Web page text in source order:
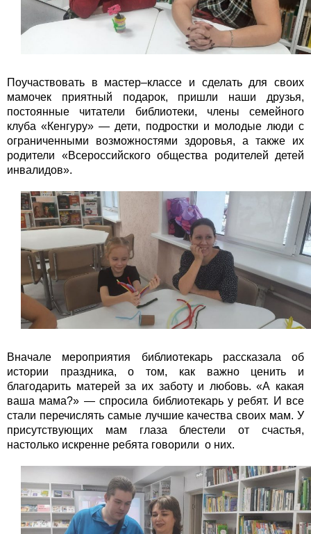
Поучаствовать в мастер–классе и сделать для своих
мамочек приятный подарок, пришли наши друзья,
постоянные читатели библиотеки, члены семейного
клуба «Кенгуру» — дети, подростки и молодые люди с
ограниченными возможностями здоровья, а также их
родители «Всероссийского общества родителей детей
инвалидов».
Вначале мероприятия библиотекарь рассказала об
истории праздника, о том, как важно ценить и
благодарить матерей за их заботу и любовь. «А какая
ваша мама?» — спросила библиотекарь у ребят. И все
стали перечислять самые лучшие качества своих мам. У
присутствующих мам глаза блестели от счастья,
настолько искренне ребята говорили о них.